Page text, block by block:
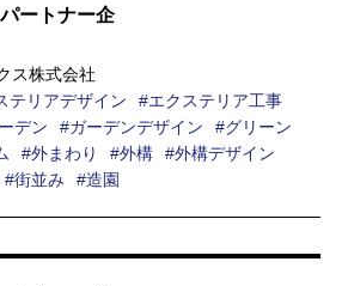
ートナー企
ス株式会社
テリアデザイン
エクステリア工事
デン ガーデンデザイン
グリーン
外まわり 外構
外構デザイン
街並み 造園